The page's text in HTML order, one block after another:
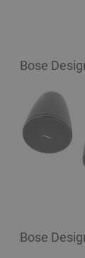
Bose
Bose